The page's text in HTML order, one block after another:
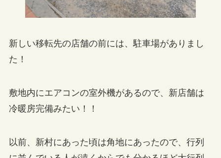
新しい移転先の店舗の前には、駐車場がありまし
た！
敷地内にエアコンの室外機があるので、新店舗は
冷暖房完備みたい！！
以前、新村にあった頃は角地にあったので、行列